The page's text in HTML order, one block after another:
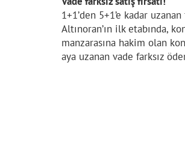
1+1’den 5+1’e kadar
Altınoran’ın ilk etabında,
manzarasına hakim olan
aya uzanan vade farksız